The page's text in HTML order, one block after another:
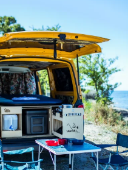
noto a chiunque ami (o DEVE
facili da usare,